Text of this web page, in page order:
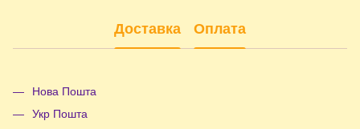
Доставка Оплата
Нова Пошта
Укр Пошта